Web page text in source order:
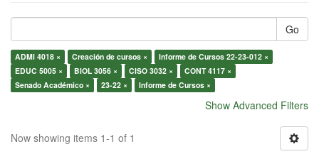
Go
ADMI 4018 × Creación de cursos ×
Informe de Cursos 22-23-012 ×
EDUC 5005 ×
BIOL 3056 × CISO 3032 ×
CONT 4117 ×
Senado Académico ×
23-22 × Informe de Cursos ×
Show Advanced Filters
Now showing items 1-1 of 1